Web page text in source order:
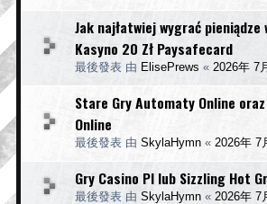
Jak najłatwiej wygrać
Kasyno 20 Zł Paysafecard
最後發表 由 ElisePrews « 2026年 7
Stare Gry Automaty Online
Online
最後發表 由 SkylaHymn « 2026年 7
Gry Casino Pl lub Sizzling Hot
最後發表 由 SkylaHymn « 2026年 7